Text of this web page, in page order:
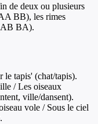
de deux ou plusieurs
BB), les rimes
BA).
le tapis' (chat/tapis).
/ Les oiseaux
ville/dansent).
vole / Sous le ciel